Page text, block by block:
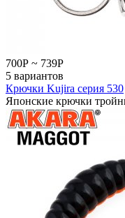
700Р ~ 739Р
5 вариантов
Крючки Kujira серия 530
Японские крючки